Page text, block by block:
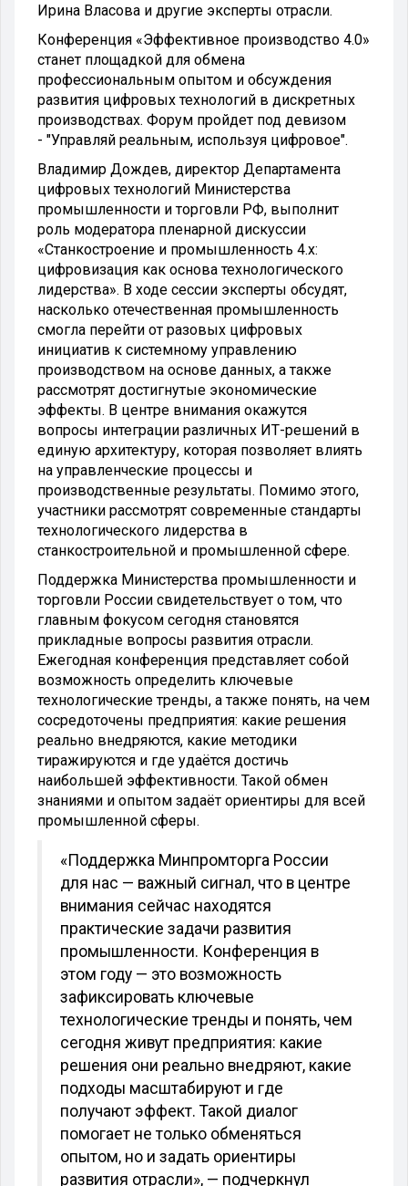
Ирина Власова и другие эксперты отрасли.
Конференция «Эффективное производство 4.0»
станет площадкой для обмена
профессиональным опытом и обсуждения
развития цифровых технологий в дискретных
производствах. Форум пройдет под девизом
- "Управляй реальным, используя цифровое".
Владимир Дождев, директор Департамента
цифровых технологий Министерства
промышленности и торговли РФ, выполнит
роль модератора пленарной дискуссии
«Станкостроение и промышленность 4.x:
цифровизация как основа технологического
лидерства». В ходе сессии эксперты обсудят,
насколько отечественная промышленность
смогла перейти от разовых цифровых
инициатив к системному управлению
производством на основе данных, а также
рассмотрят достигнутые экономические
эффекты. В центре внимания окажутся
вопросы интеграции различных ИТ-решений в
единую архитектуру, которая позволяет влиять
на управленческие процессы и
производственные результаты. Помимо этого,
участники рассмотрят современные стандарты
технологического лидерства в
станкостроительной и промышленной сфере.
Поддержка Министерства промышленности и
торговли России свидетельствует о том, что
главным фокусом сегодня становятся
прикладные вопросы развития отрасли.
Ежегодная конференция представляет собой
возможность определить ключевые
технологические тренды, а также понять, на чем
сосредоточены предприятия: какие решения
реально внедряются, какие методики
тиражируются и где удаётся достичь
наибольшей эффективности. Такой обмен
знаниями и опытом задаёт ориентиры для всей
промышленной сферы.
«Поддержка Минпромторга России
для нас — важный сигнал, что в центре
внимания сейчас находятся
практические задачи развития
промышленности. Конференция в
этом году — это возможность
зафиксировать ключевые
технологические тренды и понять, чем
сегодня живут предприятия: какие
решения они реально внедряют, какие
подходы масштабируют и где
получают эффект. Такой диалог
помогает не только обменяться
опытом, но и задать ориентиры
развития отрасли», — подчеркнул